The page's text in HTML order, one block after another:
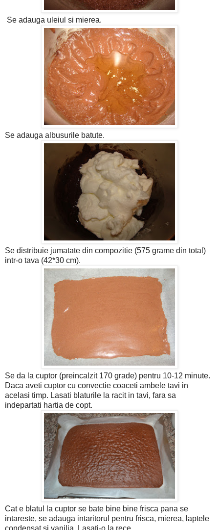
Se adauga uleiul si mierea.
Se adauga albusurile batute.
Se distribuie jumatate din compozitie (575 grame din total)
intr-o tava (42*30 cm).
Se da la cuptor (preincalzit 170 grade) pentru 10-12 minute.
Daca aveti cuptor cu convectie coaceti ambele tavi in
acelasi timp. Lasati blaturile la racit in tavi, fara sa
indepartati hartia de copt.
Cat e blatul la cuptor se bate bine bine frisca pana se
intareste, se adauga intaritorul pentru frisca, mierea, laptele
condensat si vanilia. Lasati-o la rece.